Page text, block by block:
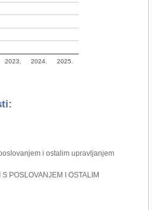
2023. 2024. 2025.
i ostalim upravljanjem
POSLOVANJEM I OSTALIM